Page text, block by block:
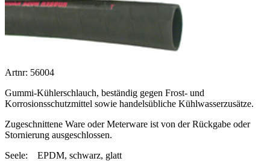
Artnr: 56004
Gummi-Kühlerschlauch, beständig gegen Frost- und
Korrosionsschutzmittel sowie handelsübliche Kühlwasserzusätze.
Zugeschnittene Ware oder Meterware ist von der Rückgabe oder
Stornierung ausgeschlossen.
Seele:
EPDM, schwarz, glatt